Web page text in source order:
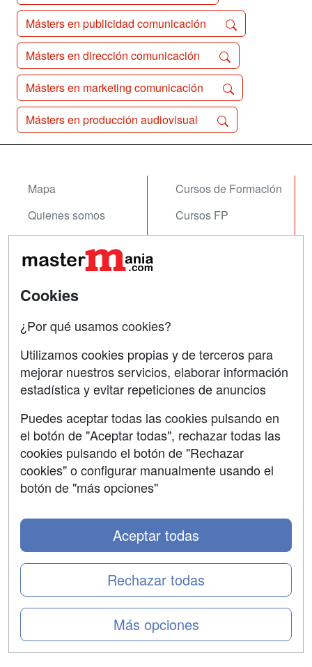
Másters en publicidad comunicación
Másters en dirección comunicación
Másters en marketing comunicación
Másters en producción audiovisual
Mapa
Quienes somos
Acceso Usuarios
Acceso Centros
Cursos de Formación
Cursos FP
Contactar
Confidencialidad
Copyleft
SÍGUENOS EN:
Cookies
¿Por qué usamos cookies?
Utilizamos cookies propias y de terceros para
mejorar nuestros servicios, elaborar información
estadística y evitar repeticiones de anuncios
Puedes aceptar todas las cookies pulsando en
el botón de "Aceptar todas", rechazar todas las
cookies pulsando el botón de "Rechazar
cookies" o configurar manualmente usando el
botón de "más opciones"
Más opciones
Rechazar todas
Aceptar todas